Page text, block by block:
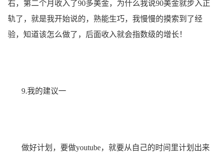
右，第二个月收入了90多美金，为什么我说90美金就步入正
轨了，就是我开始说的，熟能生巧，我慢慢的摸索到了经
验，知道该怎么做了，后面收入就会指数级的增长！
9.我的建议一
做好计划，要做youtube，就要从自己的时间里计划出来